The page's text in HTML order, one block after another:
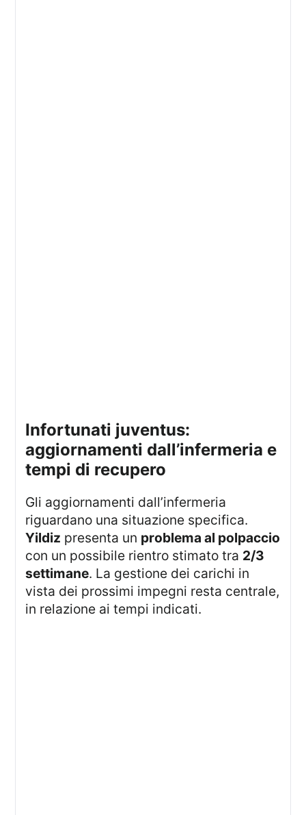
infortunati juventus:
aggiornamenti dall’infermeria e
tempi di recupero
Gli aggiornamenti dall’infermeria
riguardano una situazione specifica.
Yildiz presenta un problema al polpaccio
con un possibile rientro stimato tra 2/3
settimane. La gestione dei carichi in
vista dei prossimi impegni resta centrale,
in relazione ai tempi indicati.